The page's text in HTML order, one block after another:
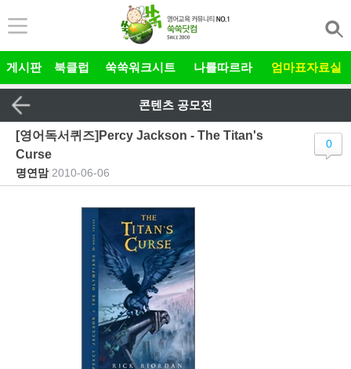
게시판 북클럽 쑥쑥워크시트 나를따르라 엄마표자료실
콘텐츠 공모전
[영어독서퀴즈]Percy Jackson - The Titan's
Curse
명연맘| 2010-06-06
0